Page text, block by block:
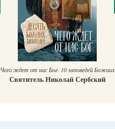
Чего ждет от нас Бог. 10 заповедей Божиих
Святитель Николай Сербский